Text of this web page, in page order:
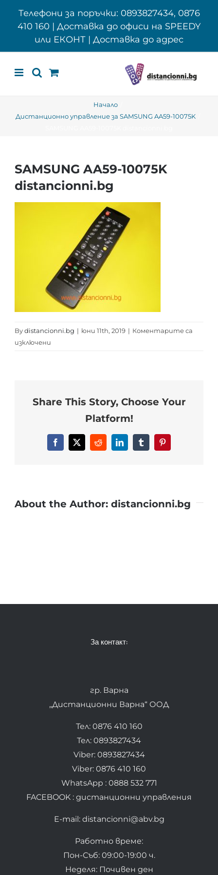
Телефони за поръчки: 0893827434, 0876
410 160 | Доставка до офиси на SPEEDY
или ЕКОНТ | Доставка до адрес
Начало
Дистанционно управление за SAMSUNG AA59-10075K
SAMSUNG AA59-10075K
distancionni.bg
Bydistancionni.bg | юни 11th, 2019 | Коментарите са
изключени
Share This Story, Choose Your
Platform!
Facebook
X RedditLinkedInTumblrPinterest
About the Author: distancionni.bg
За контакт:
гр. Варна
„Дистанционни Варна“ ООД
Тел: 0876 410 160
Тел: 0893827434
Viber: 0893827434
Viber: 0876 410 160
WhatsApp : 0888 532 771
FACEBOOK : дистанционни управления
E-mail: distancionni@abv.bg
Работно време:
Пон-Съб: 09:00-19:00 ч.
Неделя: Почивен ден